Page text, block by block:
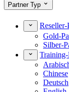
Partner Typ
Reseller-
Gold-
Silber-
Chinese
Deutsch